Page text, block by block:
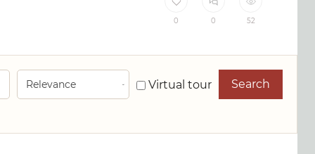
0 0 52
Virtual tour Search